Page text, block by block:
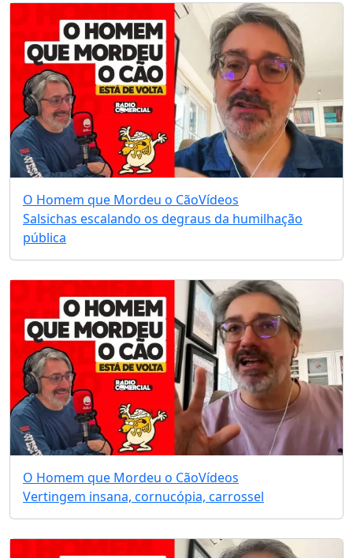
O Homem que Mordeu o CãoVídeos
Salsichas escalando os degraus da humilhação
pública
O Homem que Mordeu o CãoVídeos
Vertingem insana, cornucópia, carrossel